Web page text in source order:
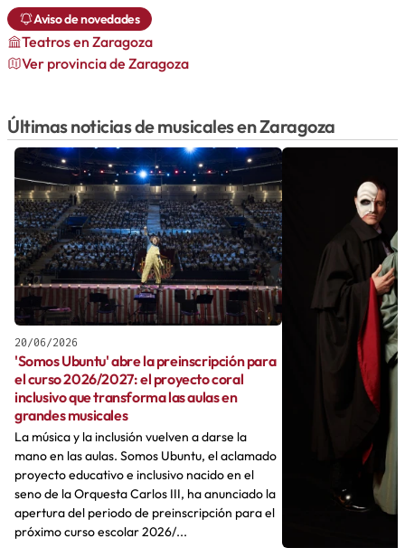
Aviso de novedades
Teatrosen Zaragoza
Ver provincia de Zaragoza
Últimas noticias de musicales en Zaragoza
20/06/2026
'Somos Ubuntu' abre la preinscripción para
el curso 2026/2027: el proyecto coral
inclusivo que transforma las aulas en
grandes musicales
La música y la inclusión vuelven a darse la
mano en las aulas. Somos Ubuntu, el aclamado
proyecto educativo e inclusivo nacido en el
seno de la Orquesta Carlos III, ha anunciado la
apertura del periodo de preinscripción para el
próximo curso escolar 2026/...